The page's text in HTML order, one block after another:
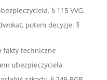
§ 115 VVG.
potem decyzje. §
fakty techniczne
ubezpieczyciela